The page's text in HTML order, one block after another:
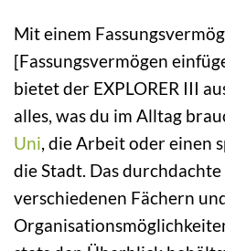
Mit einem
[Fassungsvermögen
bietet der EXPLORER III
alles, was du im Alltag
Uni , die Arbeit oder einen
die Stadt. Das
verschiedenen Fächern